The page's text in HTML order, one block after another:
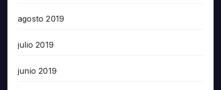
agosto 2019
julio 2019
junio 2019